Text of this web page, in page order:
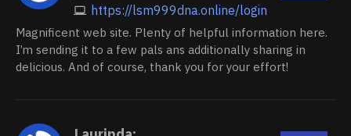
https://lsm999dna.online/login
Magnificent web site. Plenty of helpful information here.
I’m sending it to a few pals ans additionally sharing in
delicious. And of course, thank you for your effort!